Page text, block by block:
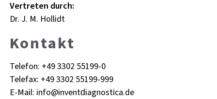
Ver­tre­ten durch:
Dr. J. M. Hol­lidt
Kon­takt
Te­le­fon: +49 3302 55199-0
Te­le­fax: +49 3302 55199-999
E-Mail: info@​inv​entd​iagn​osti​ca.​de